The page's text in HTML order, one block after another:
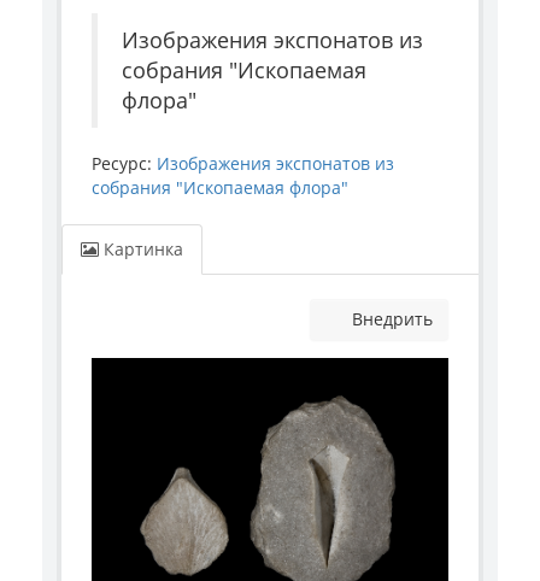
Изображения экспонатов из
собрания "Ископаемая
флора"
Ресурс: Изображения экспонатов из
собрания "Ископаемая флора"
Картинка
Внедрить